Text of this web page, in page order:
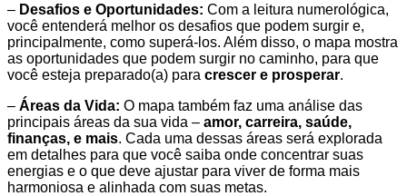
– Desafios e Oportunidades: Com a leitura numerológica,
você entenderá melhor os desafios que podem surgir e,
principalmente, como superá-los. Além disso, o mapa mostra
as oportunidades que podem surgir no caminho, para que
você esteja preparado(a) para crescer e prosperar.
– Áreas da Vida: O mapa também faz uma análise das
principais áreas da sua vida – amor, carreira, saúde,
finanças, e mais. Cada uma dessas áreas será explorada
em detalhes para que você saiba onde concentrar suas
energias e o que deve ajustar para viver de forma mais
harmoniosa e alinhada com suas metas.